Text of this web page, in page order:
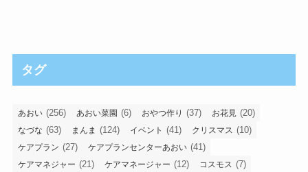
タグ
あおい (256) あおい菜園 (6) おやつ作り (37) お花見 (20)
なづな (63) まんま (124) イベント (41) クリスマス (10)
ケアプラン (27) ケアプランセンターあおい (41)
ケアマネジャー (21) ケアマネージャー (12) コスモス (7)